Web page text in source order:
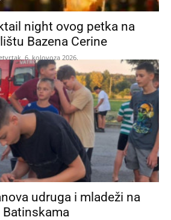
night ovog petka na
Bazena Cerine
6. kolovoza 2026.
udruga i mladeži na
Batinskama